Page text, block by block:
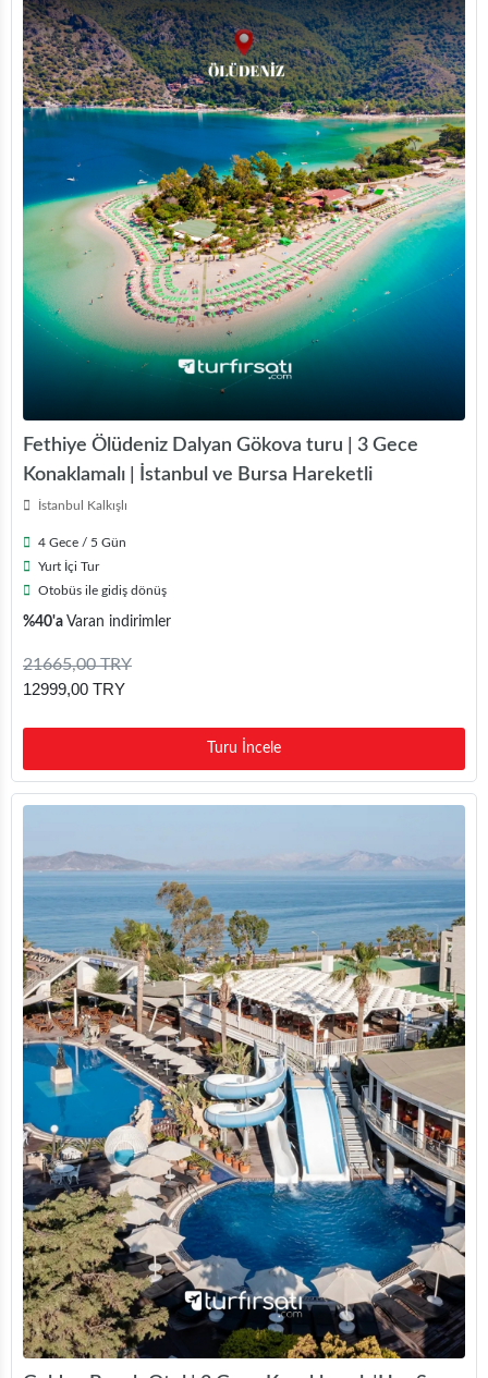
Fethiye Ölüdeniz Dalyan Gökova turu | 3 Gece
Konaklamalı | İstanbul ve Bursa Hareketli
İstanbul Kalkışlı
4 Gece / 5 Gün
Yurt İçi Tur
Otobüs ile gidiş dönüş
%40'a Varan indirimler
21665,00 TRY
12999,00 TRY
Turu İncele